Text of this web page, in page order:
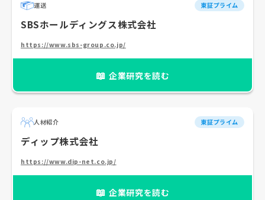
運送 東証プライム
SBSホールディングス株式会社
https://www.sbs-group.co.jp/
📖 企業研究を読む
人材紹介 東証プライム
ディップ株式会社
https://www.dip-net.co.jp/
📖 企業研究を読む